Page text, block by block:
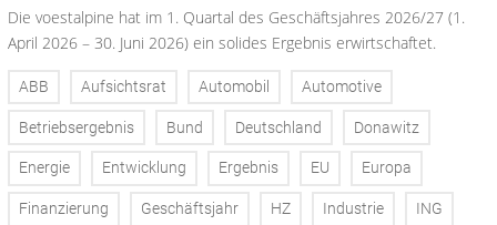
Die voestalpine hat im 1. Quartal des Geschäftsjahres 2026/27 (1.
April 2026 – 30. Juni 2026) ein solides Ergebnis erwirtschaftet.
ABB Aufsichtsrat Automobil Automotive
Betriebsergebnis Bund Deutschland Donawitz
Energie Entwicklung Ergebnis EU Europa
Finanzierung Geschäftsjahr HZ Industrie ING